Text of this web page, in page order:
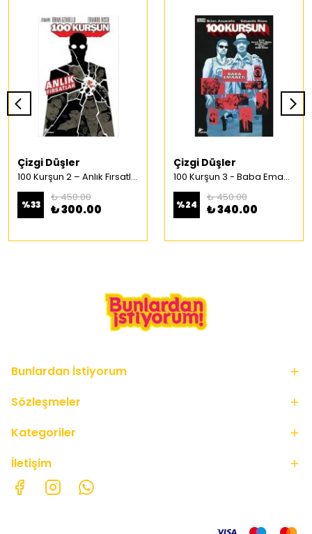
Çizgi Düşler
100 Kurşun 2 – Anlık Fırsatlar Türkçe Çizgi Roman
%33
₺ 450.00
₺ 300.00
Çizgi Düşler
100 Kurşun 3 - Baba Emaneti Türkçe Çizgi Roman
%24
₺ 450.00
₺ 340.00
Bunlardan İstiyorum
Sözleşmeler
Kategoriler
İletişim